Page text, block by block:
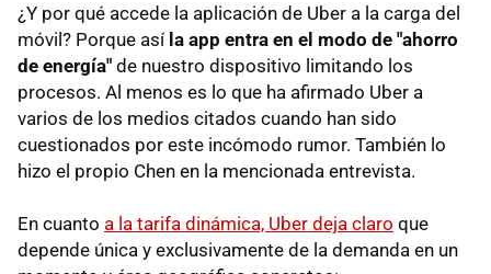
¿Y por qué accede la aplicación de Uber a la carga del
móvil? Porque así la app entra en el modo de "ahorro
de energía" de nuestro dispositivo limitando los
procesos. Al menos es lo que ha afirmado Uber a
varios de los medios citados cuando han sido
cuestionados por este incómodo rumor. También lo
hizo el propio Chen en la mencionada entrevista.
En cuanto a la tarifa dinámica, Uber deja claro que
depende única y exclusivamente de la demanda en un